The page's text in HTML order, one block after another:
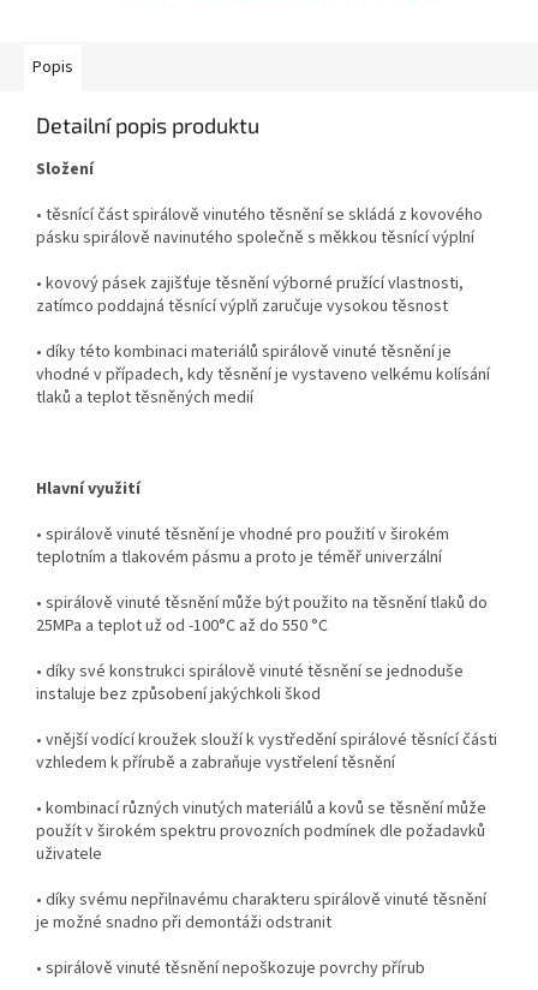
Popis
Detailní popis produktu
Složení
• těsnící část spirálově vinutého těsnění se skládá z kovového
pásku spirálově navinutého společně s měkkou těsnící výplní
• kovový pásek zajišťuje těsnění výborné pružící vlastnosti,
zatímco poddajná těsnící výplň zaručuje vysokou těsnost
• díky této kombinaci materiálů spirálově vinuté těsnění je
vhodné v případech, kdy těsnění je vystaveno velkému kolísání
tlaků a teplot těsněných medií
Hlavní využití
• spirálově vinuté těsnění je vhodné pro použití v širokém
teplotním a tlakovém pásmu a proto je téměř univerzální
• spirálově vinuté těsnění může být použito na těsnění tlaků do
25MPa a teplot už od -100°C až do 550 °C
• díky své konstrukci spirálově vinuté těsnění se jednoduše
instaluje bez způsobení jakýchkoli škod
• vnější vodící kroužek slouží k vystředění spirálové těsnící části
vzhledem k přírubě a zabraňuje vystřelení těsnění
• kombinací různých vinutých materiálů a kovů se těsnění může
použít v širokém spektru provozních podmínek dle požadavků
uživatele
• díky svému nepřilnavému charakteru spirálově vinuté těsnění
je možné snadno při demontáži odstranit
• spirálově vinuté těsnění nepoškozuje povrchy přírub